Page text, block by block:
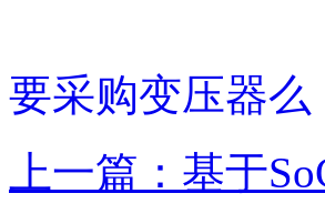
要采购变压器
上一篇：基于